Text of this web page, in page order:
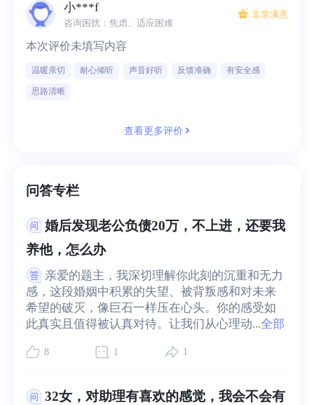
小***f
咨询困扰：焦虑、适应困难
非常满意
本次评价未填写内容
温暖亲切 耐心倾听 声音好听 反馈准确 有安全感
思路清晰
查看更多评价
问答专栏
婚后发现老公负债20万，不上进，还要我
养他，怎么办
亲爱的题主，我深切理解你此刻的沉重和无力
感，这段婚姻中积累的失望、被背叛感和对未来
希望的破灭，像巨石一样压在心头。你的感受如
此真实且值得被认真对待。让我们从心理动...全部
8 1 1
32女，对助理有喜欢的感觉，我会不会有